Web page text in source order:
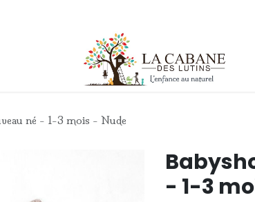
Contact
né - 1-3 mois - Nude
- 1-3